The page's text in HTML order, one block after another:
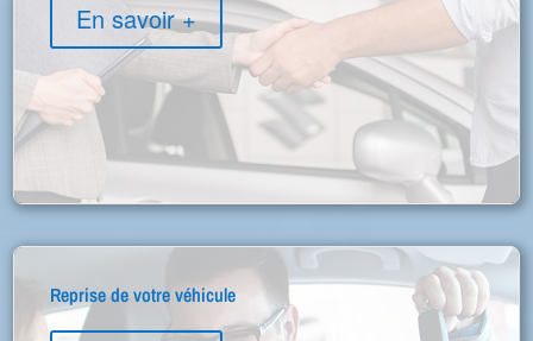
En savoir +
Reprise de votre véhicule